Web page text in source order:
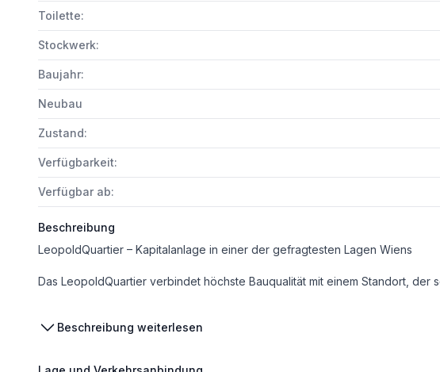
Toilette:
Stockwerk:
Baujahr:
Neubau
Zustand:
Verfügbarkeit:
Verfügbar ab:
Beschreibung
LeopoldQuartier – Kapitalanlage in einer der gefragtesten Lagen Wiens
Das LeopoldQuartier verbindet höchste Bauqualität mit einem Standort, der sowohl für Investoren als auch für Mieter zu den begehrtesten Adressen Wiens zählt. Eingebettet zwischen Donaukanal, Augarten und dem 1. Bezirk bietet das Quartier urbane Lebensqualität im Grünen – ein Investment, das Nachhaltigkeit,
Beschreibung weiterlesen